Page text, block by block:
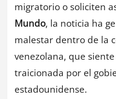
migratorio o soliciten
Mundo, la noticia ha
malestar dentro de la
venezolana, que
traicionada por el
estadounidense.